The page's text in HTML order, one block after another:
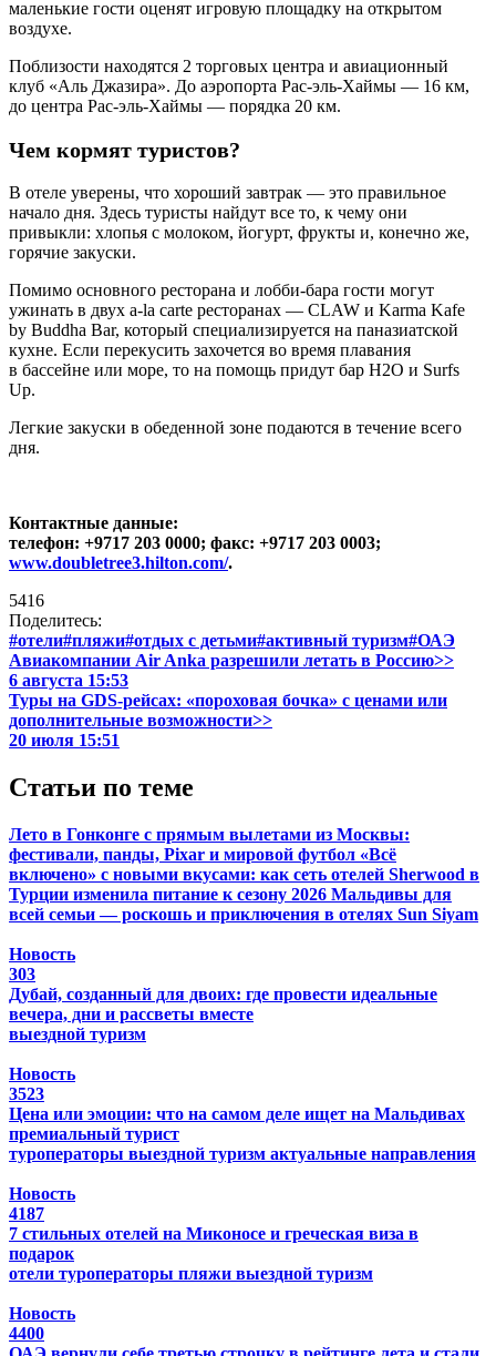
маленькие гости оценят игровую площадку на открытом
воздухе.
Поблизости находятся 2 торговых центра и авиационный
клуб «Аль Джазира». До аэропорта Рас-эль-Хаймы — 16 км,
до центра Рас-эль-Хаймы — порядка 20 км.
Чем кормят туристов?
В отеле уверены, что хороший завтрак — это правильное
начало дня. Здесь туристы найдут все то, к чему они
привыкли: хлопья с молоком, йогурт, фрукты и, конечно же,
горячие закуски.
Помимо основного ресторана и лобби-бара гости могут
ужинать в двух a-la carte ресторанах — CLAW и Karma Kafe
by Buddha Bar, который специализируется на паназиатской
кухне. Если перекусить захочется во время плавания
в бассейне или море, то на помощь придут бар H2O и Surfs
Up.
Легкие закуски в обеденной зоне подаются в течение всего
дня.
Контактные данные:
телефон: +9717 203 0000; факс: +9717 203 0003;
www.doubletree3.hilton.com/.
5416
Поделитесь:
#отели#пляжи#отдых с детьми#активный туризм#ОАЭ
Авиакомпании Air Anka разрешили летать в Россию>>
6 августа 15:53
Туры на GDS-рейсах: «пороховая бочка» с ценами или
дополнительные возможности>>
20 июля 15:51
Статьи по теме
Лето в Гонконге с прямым вылетами из Москвы:
фестивали, панды, Pixar и мировой футбол «Всё
включено» с новыми вкусами: как сеть отелей Sherwood в
Турции изменила питание к сезону 2026 Мальдивы для
всей семьи — роскошь и приключения в отелях Sun Siyam
Новость
303
Дубай, созданный для двоих: где провести идеальные
вечера, дни и рассветы вместе
выездной туризм
Новость
3523
Цена или эмоции: что на самом деле ищет на Мальдивах
премиальный турист
туроператоры выездной туризм актуальные направления
Новость
4187
7 стильных отелей на Миконосе и греческая виза в
подарок
отели туроператоры пляжи выездной туризм
Новость
4400